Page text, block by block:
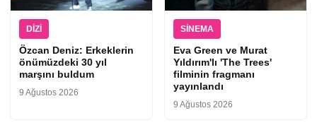
DIZI
Özcan Deniz: Erkeklerin
önümüzdeki 30 yıl
marşını buldum
9 Ağustos 2026
SINEMA
Eva Green ve Murat
Yıldırım'lı 'The Trees'
filminin fragmanı
yayınlandı
9 Ağustos 2026